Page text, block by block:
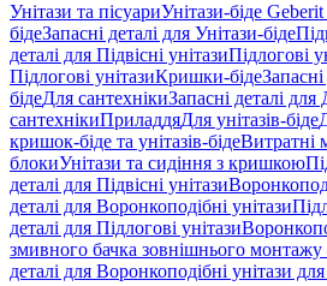
Унітази та пісуариУнітази-біде
бідеЗапасні деталі для Унітази-біде
деталі для Підвісні унітазиПідлогові
Підлогові унітазиКришки-біде
бідеДля сантехнікиЗапасні деталі для
сантехнікиПриладдяДля унітазів-біде
кришок-біде та унітазів-бідеВитратні
блокиУнітази та сидіння з кришкою
деталі для Підвісні унітази
деталі для Воронкоподібні унітази
деталі для Підлогові унітази
змивного бачка зовнішнього
деталі для Воронкоподібні унітази